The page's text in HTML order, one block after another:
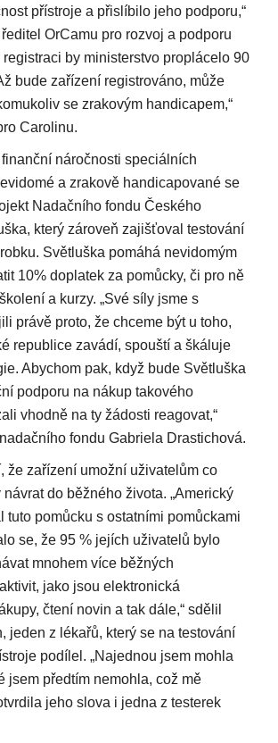
přístroje a přislíbilo jeho podporu,“
OrCamu pro rozvoj a podporu
registraci by ministerstvo proplácelo 90
bude zařízení registrováno, může
se zrakovým handicapem,“
Carolinu.
náročnosti speciálních
a zrakově handicapované se
Nadačního fondu Českého
který zároveň zajišťoval testování
Světluška pomáhá nevidomým
10% doplatek za pomůcky, či pro ně
a kurzy. „Své síly jsme s
právě proto, že chceme být u toho,
republice zavádí, spouští a škáluje
Abychom pak, když bude Světluška
podporu na nákup takového
vhodně na ty žádosti reagovat,“
fondu Gabriela Drastichová.
že zařízení umožní uživatelům co
do běžného života. „Americký
tuto pomůcku s ostatními pomůckami
se, že 95 % jejích uživatelů bylo
mnohem více běžných
jako jsou elektronická
čtení novin a tak dále,“ sdělil
jeden z lékařů, který se na testování
podílel. „Najednou jsem mohla
jsem předtím nemohla, což mě
jeho slova i jedna z testerek